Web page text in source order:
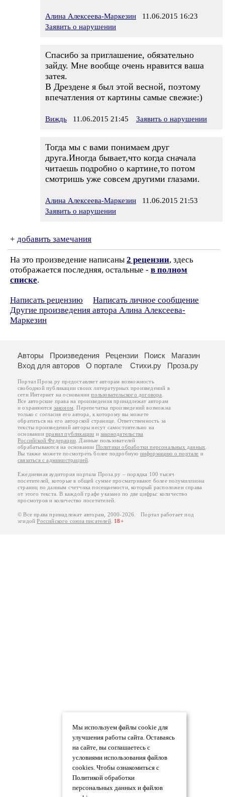
Алина Алексеева-Маркезин 11.06.2015 16:23
Заявить о нарушении
Спасибо за приглашение, обязательно
зайду. Мне вообще очень нравится ваша
затея.
В Дрездене я был этой весной, поэтому
впечатления от картины самые свежие:)
Виждь 11.06.2015 21:45 Заявить о нарушении
Тогда мы с вами понимаем друг
друга.Иногда бывает,что когда сначала
читаешь подробно о картине,то потом
смотришь уже совсем другими глазами.
Алина Алексеева-Маркезин 11.06.2015 21:53
Заявить о нарушении
+ добавить замечания
На это произведение написаны 2 рецензии, здесь
отображается последняя, остальные - в полном
списке.
Написать рецензию
Написать личное сообщение
Другие произведения автора Алина Алексеева-
Маркезин
Мы используем файлы cookie для
улучшения работы сайта. Оставаясь
на сайте, вы соглашаетесь с
условиями использования файлов
cookies. Чтобы ознакомиться с
Политикой обработки
персональных данных и файлов
Авторы Произведения Рецензии Поиск
Магазин
Вход для авторов
О портале Стихи.ру Проза.ру
Портал Проза.ру предоставляет авторам возможность
свободной публикации своих литературных произведений в
сети Интернет на основаниипользовательского договора
Все авторские права на произведения принадлежат авторам
и охраняются законом . Перепечатка произведений возможна
только с согласия его автора, к которому вы можете
обратиться на его авторской странице. Ответственность за
тексты произведений авторы несут самостоятельно на
основанииправил публикации изаконодательства
Российской Федерации . Данные пользователей
обрабатываются на основании Политики обработки персональных данных
Вы также можете посмотреть более подробную информацию о портале и
связаться с администрацией
Ежедневная аудитория портала Проза.ру – порядка 100 тысяч
посетителей, которые в общей сумме просматривают более полумиллиона
страниц по данным счетчика посещаемости, который расположен справа
от этого текста. В каждой графе указано по две цифры: количество
просмотров и количество посетителей.
© Все права принадлежат авторам, 2000-2026. Портал работает под
эгидойРоссийского союза писателей. 18+